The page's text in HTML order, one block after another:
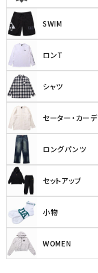
SWIM
ロンT
シャツ
セーター・カーデ
ロングパンツ
セットアップ
小物
WOMEN